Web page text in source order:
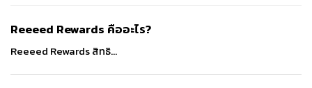
Reeeed Rewards คืออะไร?
Reeeed Rewards สิทธิ...